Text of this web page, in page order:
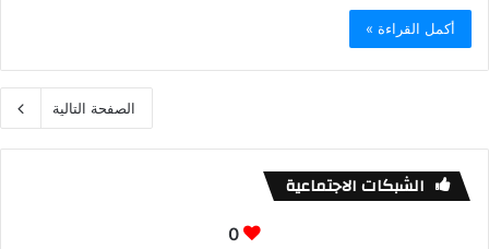
أكمل القراءة »
الصفحة التالية
الشبكات الاجتماعية
0